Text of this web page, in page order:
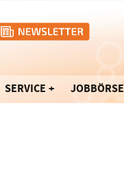
SERVICE JOBBÖRSE